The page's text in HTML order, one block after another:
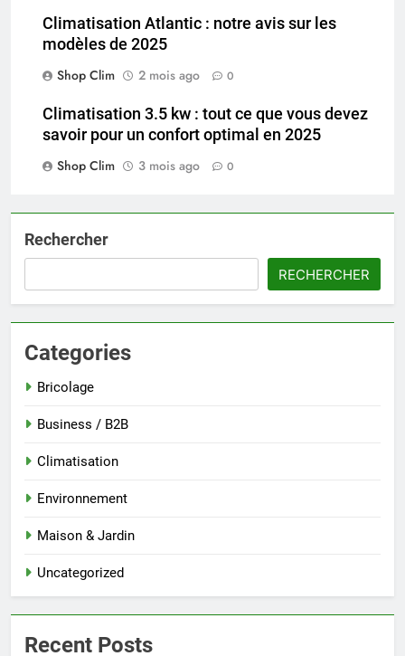
Climatisation Atlantic : notre avis sur les
modèles de 2025
Shop Clim
2 mois ago 0
Climatisation 3.5 kw : tout ce que vous devez
savoir pour un confort optimal en 2025
Shop Clim
3 mois ago 0
Rechercher
RECHERCHER
Categories
Bricolage
Business / B2B
Climatisation
Environnement
Maison & Jardin
Uncategorized
Recent Posts